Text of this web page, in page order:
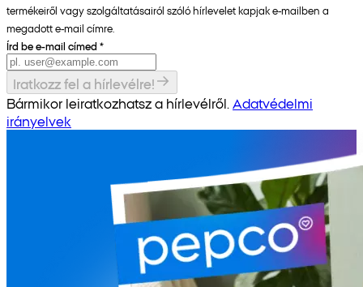
termékeiről vagy szolgáltatásairól szóló hírlevelet kapjak e-mailben a
megadott e-mail címre.
Írd be e-mail címed *
Iratkozz fel a hírlevélre!
Bármikor leiratkozhatsz a hírlevélről. Adatvédelmi
irányelvek